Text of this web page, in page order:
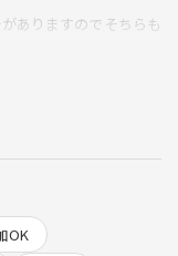
ありますのでそちらも
OK